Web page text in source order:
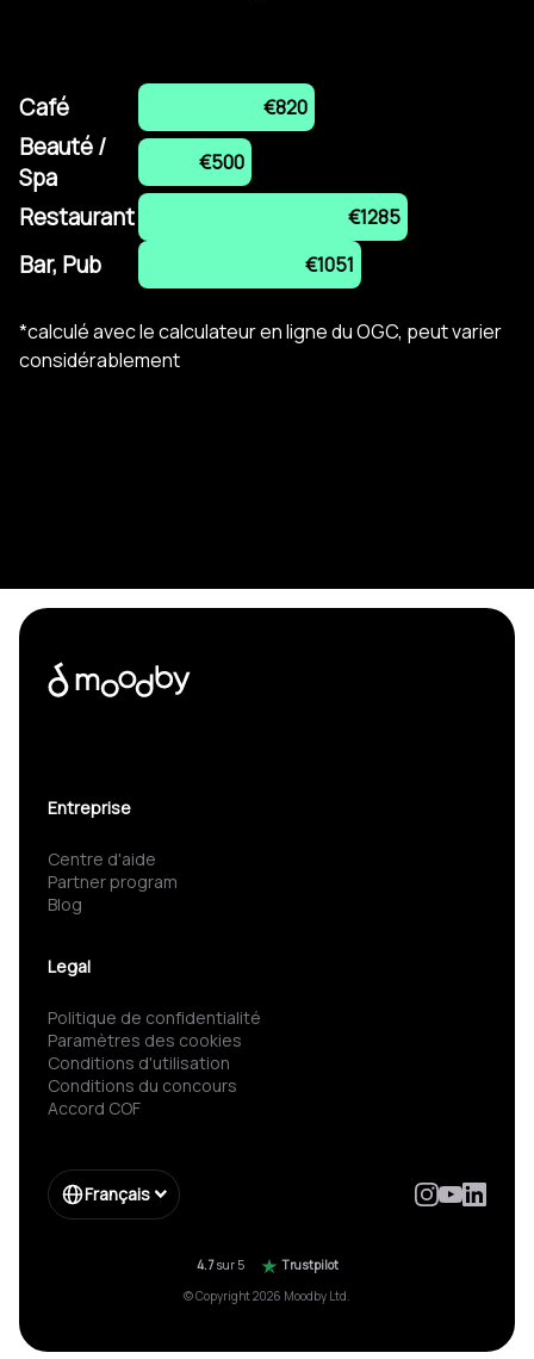
Café €820
Beauté /
Spa
€500
Restaurant €1285
Bar, Pub €1051
*calculé avec le calculateur en ligne du OGC, peut varier
considérablement
Entreprise
Centre d'aide
Partner program
Blog
Legal
Politique de confidentialité
Paramètres des cookies
Conditions d'utilisation
Conditions du concours
Accord COF
Français
4.7sur 5
Trustpilot
© Copyright 2026 Moodby Ltd.